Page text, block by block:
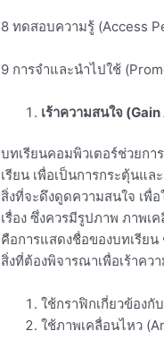
8 ทดสอบความรู้ (Access
9 การจำและนำไปใช้
เร้าความสนใจ
บทเรียนคอมพิวเตอร์ช่วยก
เรียน เพื่อเป็นการกระตุ้นแ
สิ่งที่จะดึงดูดความสนใจ เพื่
เรื่อง ซึ่งควรมีรูปภาพ ภาพเ
คือการแสดงชื่อของบทเรียน
สิ่งที่ต้องพิจารณาเพื่อเร้าคว
ใช้กราฟิกเกี่ยวข้อง
ใช้ภาพเคลื่อนไหว